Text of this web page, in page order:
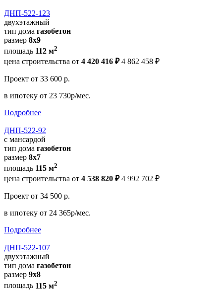
ДНП-522-123
двухэтажный
тип дома газобетон
размер 8х9
площадь 112 м2
цена строительства от 4 420 416 ₽ 4 862 458 ₽
Проект от 33 600 р.
в ипотеку от 23 730р/мес.
Подробнее
ДНП-522-92
с мансардой
тип дома газобетон
размер 8х7
площадь 115 м2
цена строительства от 4 538 820 ₽ 4 992 702 ₽
Проект от 34 500 р.
в ипотеку от 24 365р/мес.
Подробнее
ДНП-522-107
двухэтажный
тип дома газобетон
размер 9х8
площадь 115 м2